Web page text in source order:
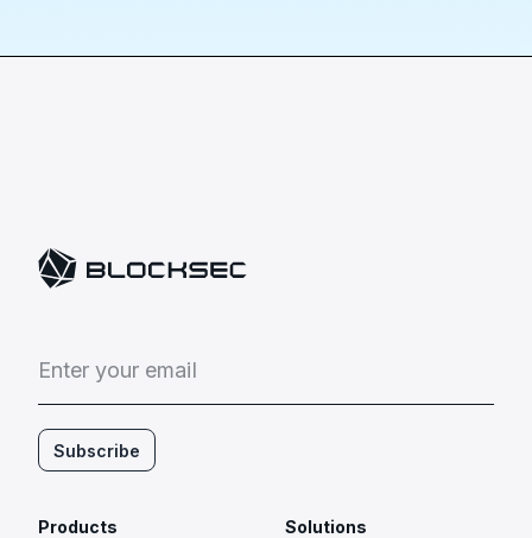
Enter your email
Subscribe
Products
Solutions